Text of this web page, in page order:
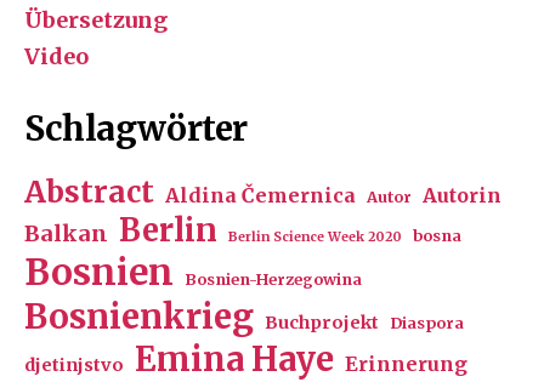
Übersetzung
Video
Schlagwörter
Abstract Aldina Čemernica Autor Autorin
Balkan Berlin Berlin Science Week 2020 bosna
Bosnien Bosnien-Herzegowina
Bosnienkrieg Buchprojekt Diaspora
djetinjstvo Emina Haye Erinnerung